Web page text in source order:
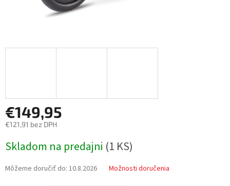
€149,95
€121,91 bez DPH
cena:
Skladom na predajni (1 KS)
Môžeme doručiť do: 10.8.2026 Možnosti doručenia